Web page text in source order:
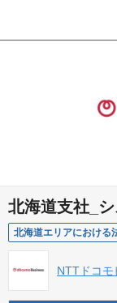
北海道支社_
NTTドコ